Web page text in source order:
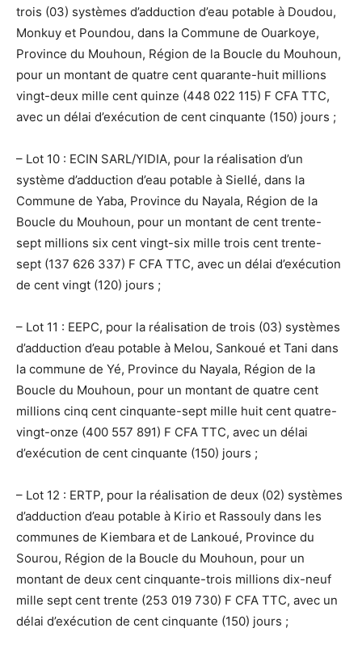
trois (03) systèmes d’adduction d’eau potable à Doudou,
Monkuy et Poundou, dans la Commune de Ouarkoye,
Province du Mouhoun, Région de la Boucle du Mouhoun,
pour un montant de quatre cent quarante-huit millions
vingt-deux mille cent quinze (448 022 115) F CFA TTC,
avec un délai d’exécution de cent cinquante (150) jours ;
– Lot 10 : ECIN SARL/YIDIA, pour la réalisation d’un
système d’adduction d’eau potable à Siellé, dans la
Commune de Yaba, Province du Nayala, Région de la
Boucle du Mouhoun, pour un montant de cent trente-
sept millions six cent vingt-six mille trois cent trente-
sept (137 626 337) F CFA TTC, avec un délai d’exécution
de cent vingt (120) jours ;
– Lot 11 : EEPC, pour la réalisation de trois (03) systèmes
d’adduction d’eau potable à Melou, Sankoué et Tani dans
la commune de Yé, Province du Nayala, Région de la
Boucle du Mouhoun, pour un montant de quatre cent
millions cinq cent cinquante-sept mille huit cent quatre-
vingt-onze (400 557 891) F CFA TTC, avec un délai
d’exécution de cent cinquante (150) jours ;
– Lot 12 : ERTP, pour la réalisation de deux (02) systèmes
d’adduction d’eau potable à Kirio et Rassouly dans les
communes de Kiembara et de Lankoué, Province du
Sourou, Région de la Boucle du Mouhoun, pour un
montant de deux cent cinquante-trois millions dix-neuf
mille sept cent trente (253 019 730) F CFA TTC, avec un
délai d’exécution de cent cinquante (150) jours ;